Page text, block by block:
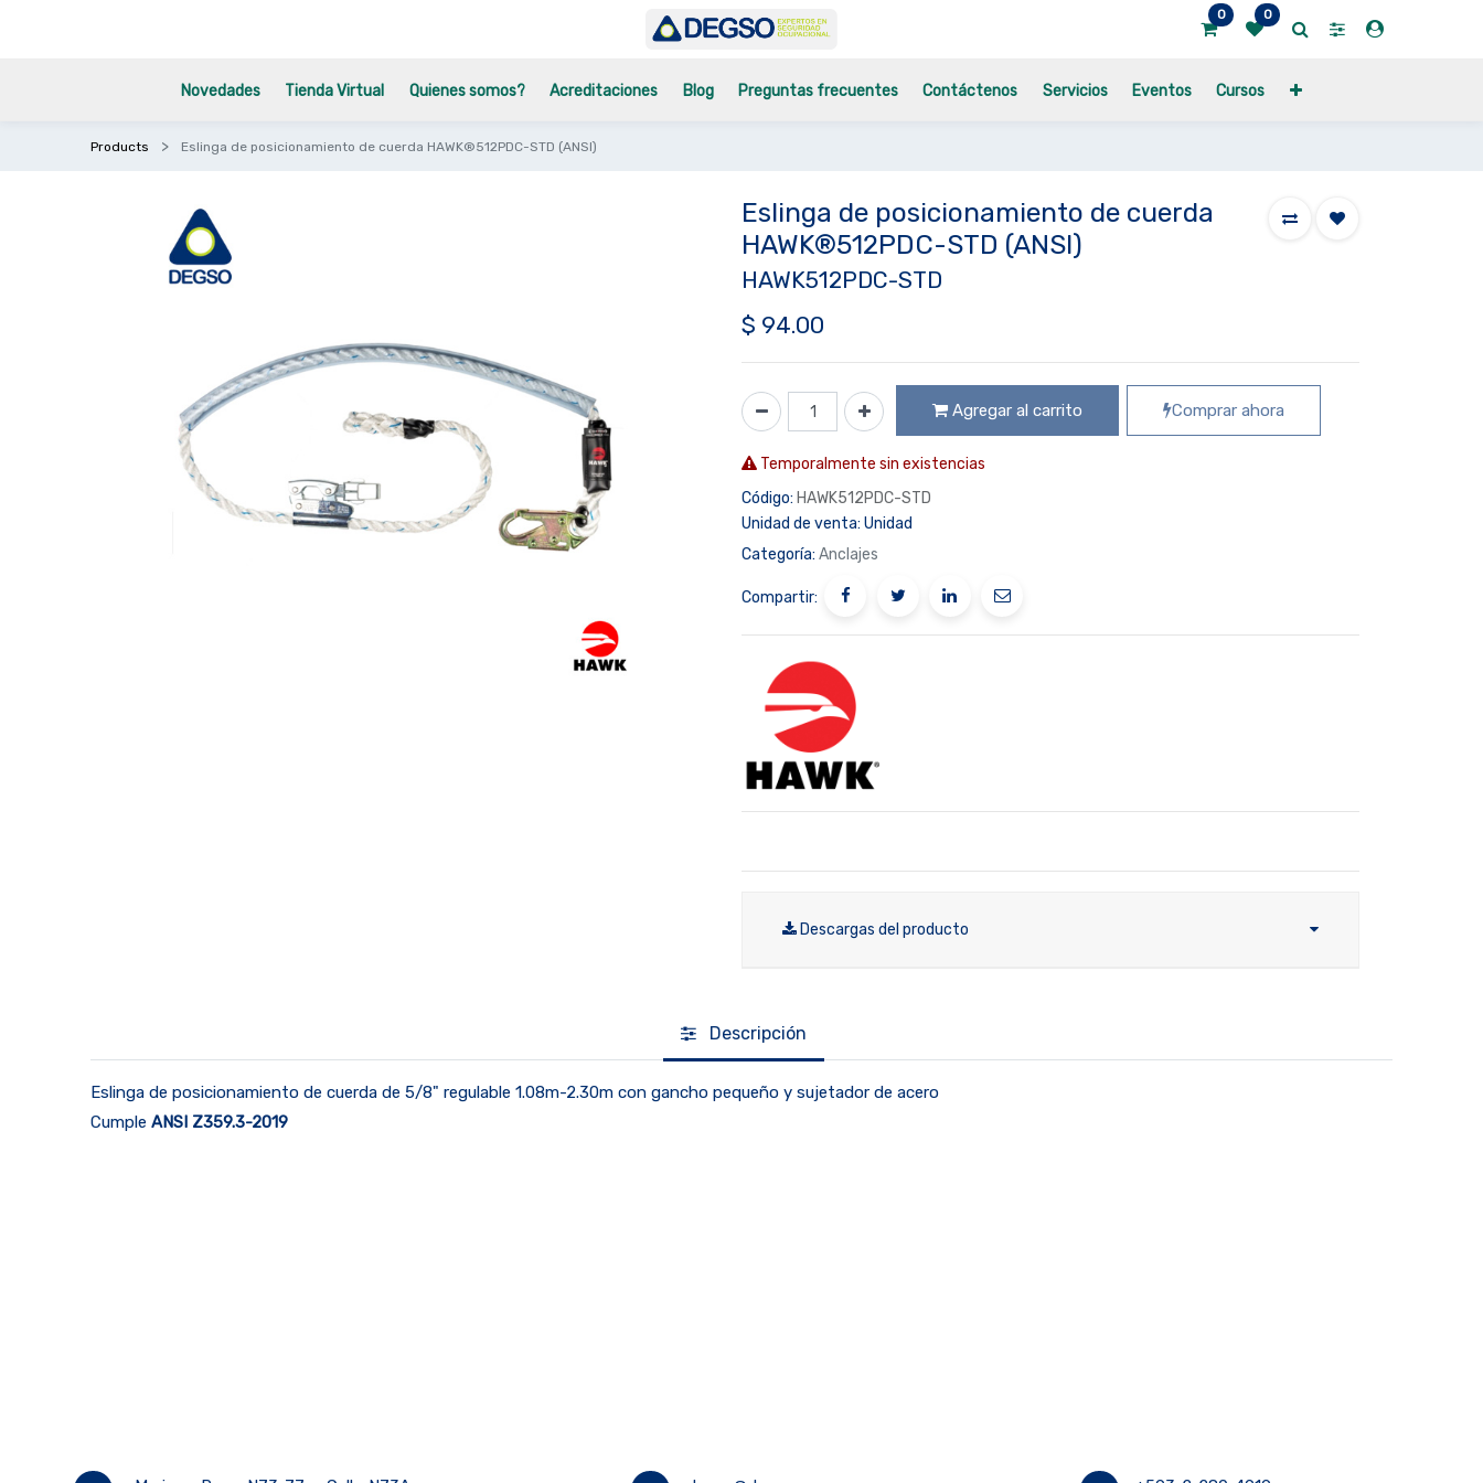
0 0
Novedades Tienda Virtual Quienes somos? Acreditaciones Blog Preguntas frecuentes Contáctenos Servicios Eventos Cursos
Products Eslinga de posicionamiento de cuerda HAWK®512PDC-STD (ANSI)
Eslinga de posicionamiento de cuerda
HAWK®512PDC-STD (ANSI)
HAWK512PDC-STD
$ 94.00
Agregar al carrito Comprar ahora
Temporalmente sin existencias
Código: HAWK512PDC-STD
Unidad de venta: Unidad
Categoría: Anclajes
Compartir:
Descargas del producto
Descripción
Eslinga de posicionamiento de cuerda de 5/8" regulable 1.08m-2.30m con gancho pequeño y sujetador de acero
CumpleANSI Z359.3-2019